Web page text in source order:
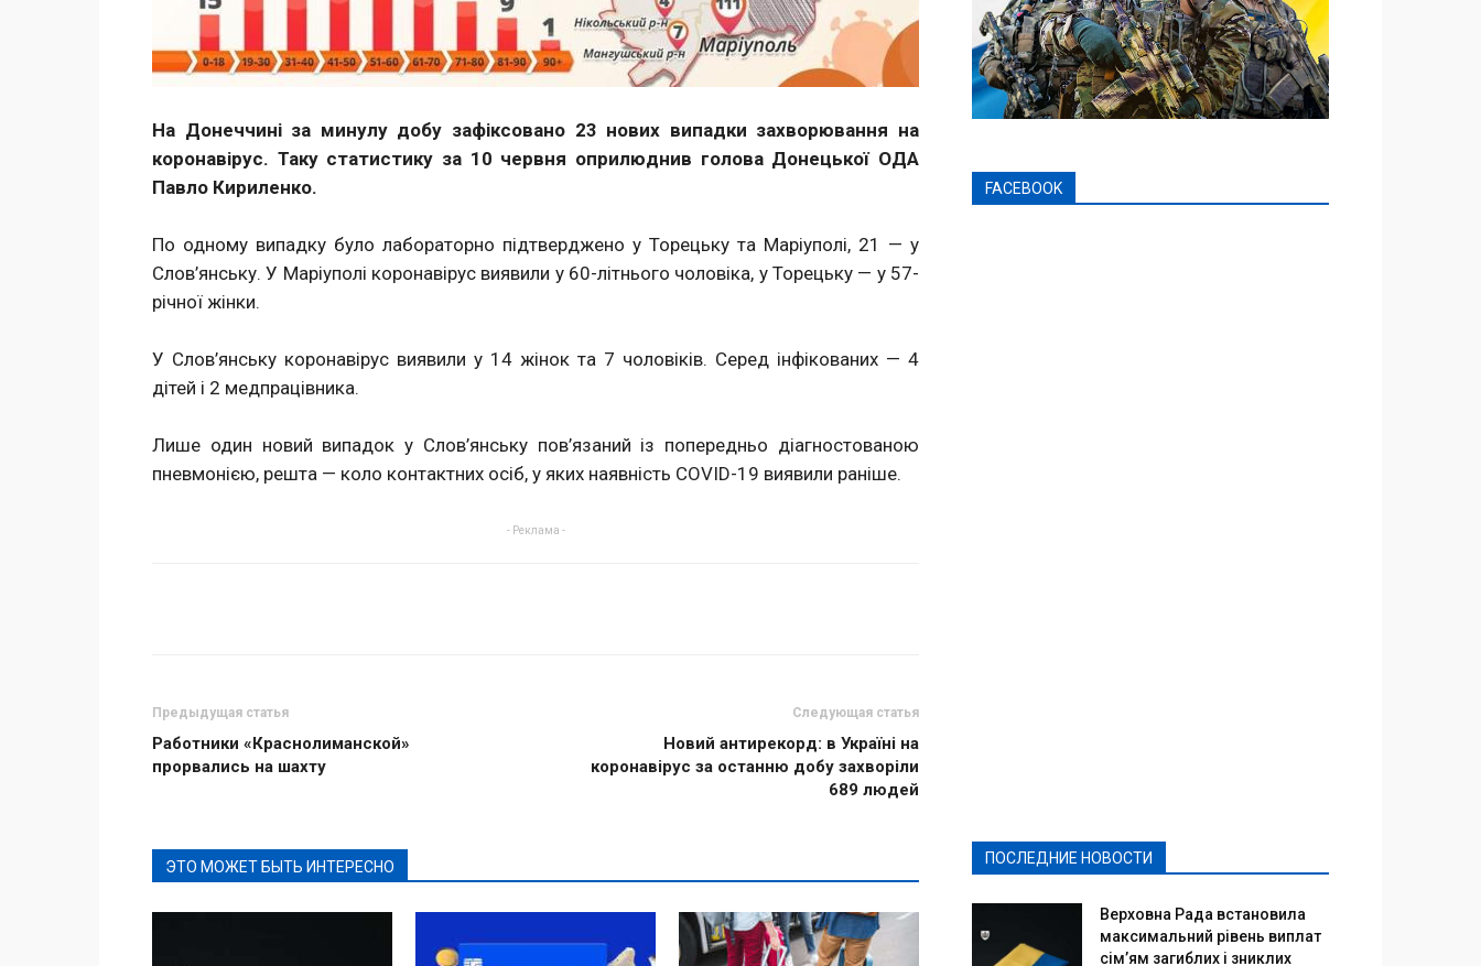
На Донеччині за минулу добу зафіксовано 23 нових випадки захворювання на
коронавірус. Таку статистику за 10 червня оприлюднив голова Донецької ОДА
Павло Кириленко.
По одному випадку було лабораторно підтверджено у Торецьку та Маріуполі, 21 — у
Слов’янську. У Маріуполі коронавірус виявили у 60-літнього чоловіка, у Торецьку — у 57-
річної жінки.
У Слов’янську коронавірус виявили у 14 жінок та 7 чоловіків. Серед інфікованих — 4
дітей і 2 медпрацівника.
Лише один новий випадок у Слов’янську пов’язаний із попередньо діагностованою
пневмонією, решта — коло контактних осіб, у яких наявність COVID-19 виявили раніше.
- Реклама -
Предыдущая статья
Работники «Краснолиманской»
прорвались на шахту
Следующая статья
Новий антирекорд: в Україні на
коронавірус за останню добу захворіли
689 людей
ЭТО МОЖЕТ БЫТЬ ИНТЕРЕСНО
FACEBOOK
ПОСЛЕДНИЕ НОВОСТИ
Верховна Рада встановила
максимальний рівень виплат
сім’ям загиблих і зниклих